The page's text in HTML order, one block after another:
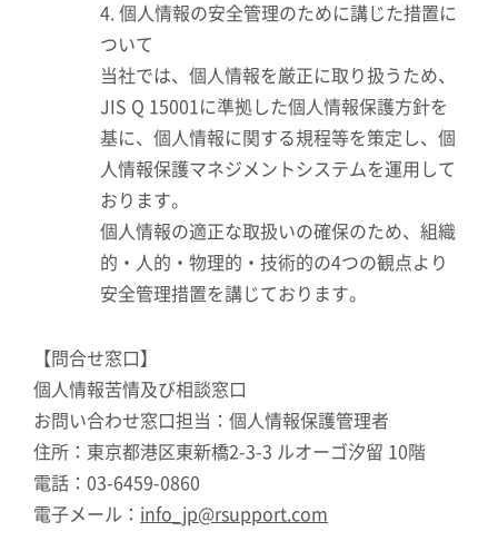
4. 個人情報の安全管理のために講じた措置に
ついて
当社では、個人情報を厳正に取り扱うため、
JIS Q 15001に準拠した個人情報保護方針を
基に、個人情報に関する規程等を策定し、個
人情報保護マネジメントシステムを運用して
おります。
個人情報の適正な取扱いの確保のため、組織
的・人的・物理的・技術的の4つの観点より
安全管理措置を講じております。
【問合せ窓口】
個人情報苦情及び相談窓口
お問い合わせ窓口担当：個人情報保護管理者
住所：東京都港区東新橋2-3-3 ルオーゴ汐留 10階
電話：03-6459-0860
電子メール： info_jp@rsupport.com